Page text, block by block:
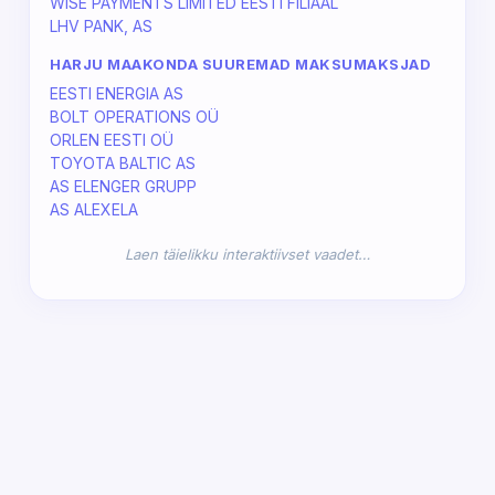
LHV PANK, AS
HARJU MAAKONDA SUUREMAD MAKSUMAKSJAD
EESTI ENERGIA AS
BOLT OPERATIONS OÜ
ORLEN EESTI OÜ
TOYOTA BALTIC AS
AS ELENGER GRUPP
AS ALEXELA
Laen täielikku interaktiivset vaadet…